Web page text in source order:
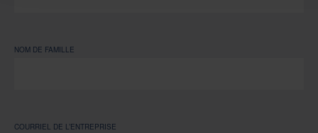
NOM DE FAMILLE
COURRIEL DE L’ENTREPRISE